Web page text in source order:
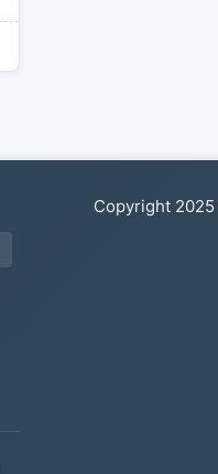
Copyright 2025